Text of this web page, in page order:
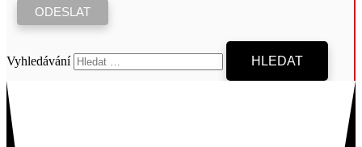
Vyhledávání